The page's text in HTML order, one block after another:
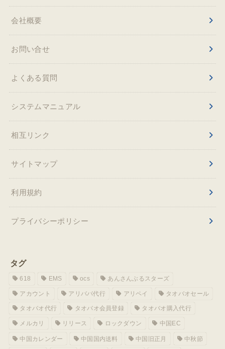
会社概要
お問い合せ
よくある質問
システムマニュアル
相互リンク
サイトマップ
利用規約
プライバシーポリシー
タグ
618 EMS ocs あんさんぶるスターズ
アカウント アリババ代行 アリペイ タオバオセール
タオバオ代行 タオバオ会員登録 タオバオ購入代行
メルカリ リリース ロックダウン 中国EC
中国カレンダー 中国国内送料 中国旧正月 中秋節